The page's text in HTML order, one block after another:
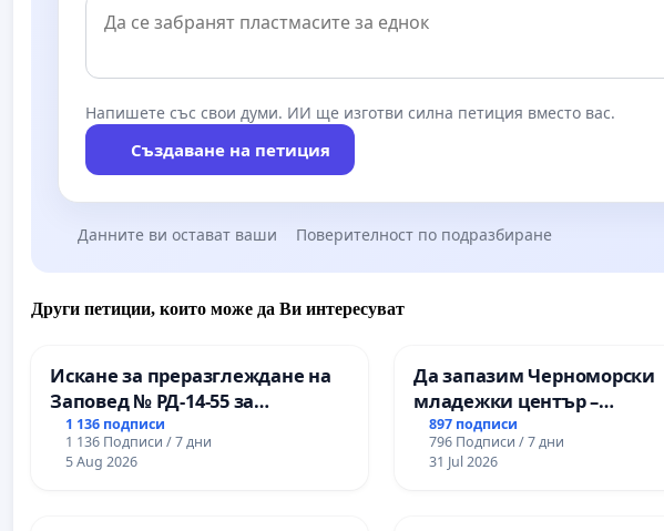
Напишете със свои думи. ИИ ще изготви силна петиция вместо вас.
Създаване на петиция
Данните ви остават ваши Поверителност по подразбиране
Други петиции, които може да Ви интересуват
Искане за преразглеждане на
Заповед № РД-14-55 за
вливането на
Професионалната гимназия по
промишлени технологии в
1 136 подписи
1 136 Подписи / 7 дни
5 Aug 2026
Да запазим Черноморски
младежки център –
пространство за младите
Варна
897 подписи
796 Подписи / 7 дни
31 Jul 2026